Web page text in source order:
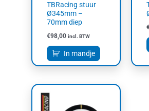
TBRacing stuur
Ø345mm –
70mm diep
€98,00 incl. BTW
In mandje